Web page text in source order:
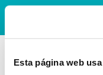
Esta página web